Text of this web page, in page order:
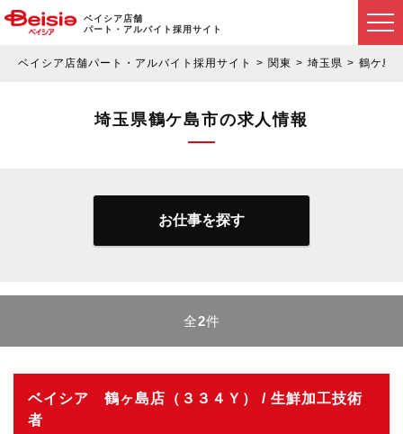
ベイシア店舗
パート・アルバイト採用サイト
ベイシア店舗パート・アルバイト採用サイト 関東 埼玉県 鶴ケ島
埼玉県鶴ケ島市の求人情報
お仕事を探す
全2件
ベイシア 鶴ヶ島店（３３４Ｙ） / 生鮮加工技術
者